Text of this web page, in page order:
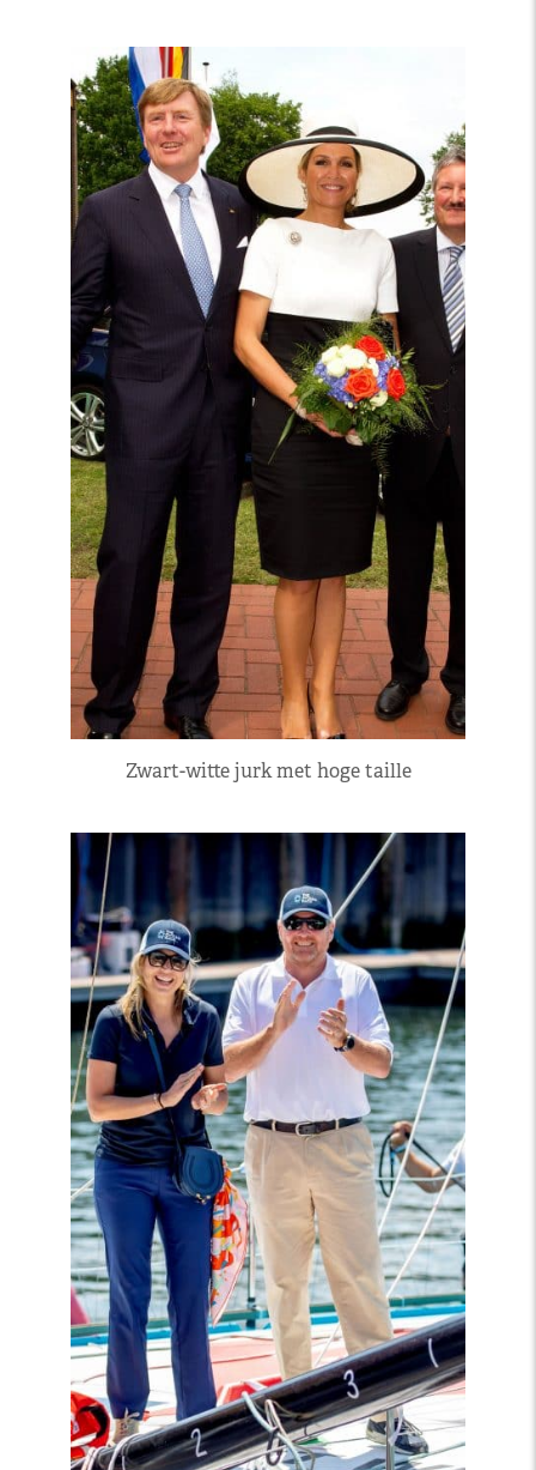
Zwart-witte jurk met hoge taille